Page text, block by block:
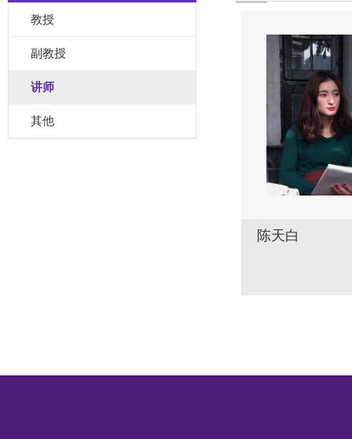
教授
副教授
讲师
其他
陈天白